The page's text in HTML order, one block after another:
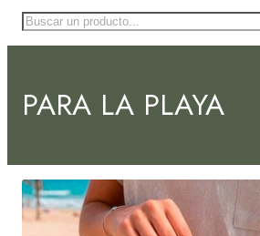
Buscar
PARA LA PLAYA